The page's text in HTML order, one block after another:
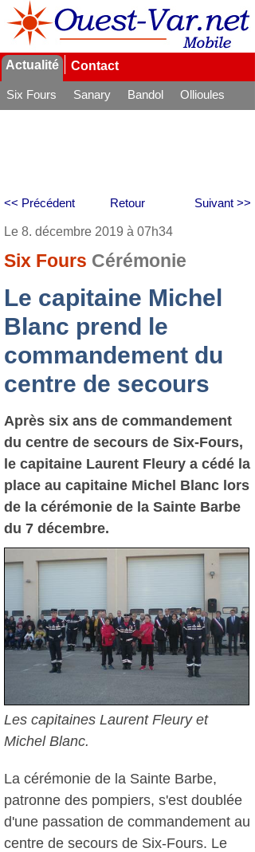
Actualité Contact
Six Fours Sanary Bandol
Ollioules
Retour
<< Précédent Suivant >>
Le 8. décembre 2019 à 07h34
Six Fours Cérémonie
Le capitaine Michel
Blanc prend le
commandement du
centre de secours
Après six ans de commandement
du centre de secours de Six-Fours,
le capitaine Laurent Fleury a cédé la
place au capitaine Michel Blanc lors
de la cérémonie de la Sainte Barbe
du 7 décembre.
Les capitaines Laurent Fleury et
Michel Blanc.
La cérémonie de la Sainte Barbe,
patronne des pompiers, s'est doublée
d'une passation de commandement au
centre de secours de Six-Fours. Le